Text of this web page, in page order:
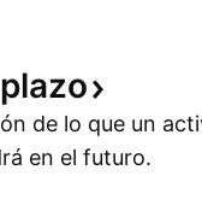
plazo
de lo que un
en el futuro.